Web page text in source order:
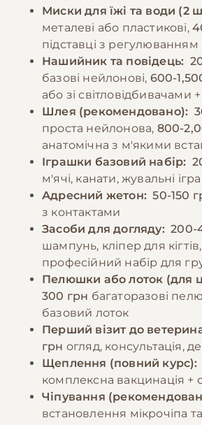
🎁 −10% на зоотовари
За промокодом E-PET
води та слідкувати за
різні продукти.
🎁 −10% на зоотовари
За промокодом E-PET
Миски для їжі та води (2
металеві або пластикові,
підставці з регулюванням
Нашийник та повідець:
базові нейлонові, 600-
або зі світловідбивачами
Шлея (рекомендовано):
проста нейлонова, 800-
анатомічна з м'якими
Іграшки базовий набір:
м'ячі, канати, жувальні
Адресний жетон: 50-150
з контактами
Засоби для догляду: 200-
шампунь, кліпер для кігтів,
професійний набір для
Пелюшки або лоток (для
300 грн багаторазові
базовий лоток
Перший візит до
грн огляд, консультація,
Щеплення (повний курс):
комплексна вакцинація +
Чіпування
встановлення мікрочіпа